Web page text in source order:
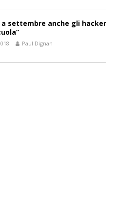
a settembre anche gli hacker
Paul Dignan